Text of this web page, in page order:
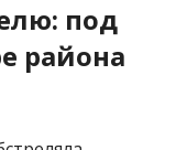
под
района